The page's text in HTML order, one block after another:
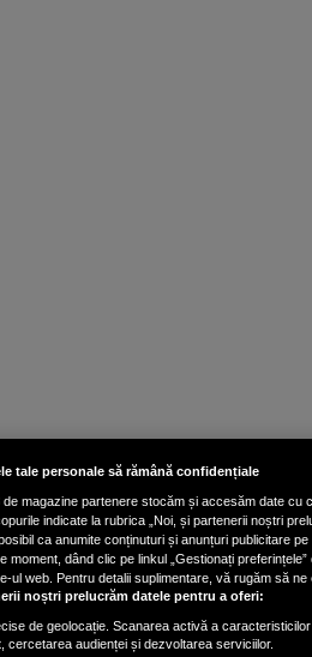
tale personale să rămână confidențiale
de magazine partenere stocăm și accesăm date cu
indicate la rubrica „Noi, și partenerii noștri
ca anumite conținuturi și anunțuri publicitare
moment, dând clic pe linkul „Gestionați
ul web. Pentru detalii suplimentare, vă rugăm să
noștri prelucrăm datele pentru a oferi:
de geolocație. Scanarea activă a
cercetarea audienței și dezvoltarea serviciilor.